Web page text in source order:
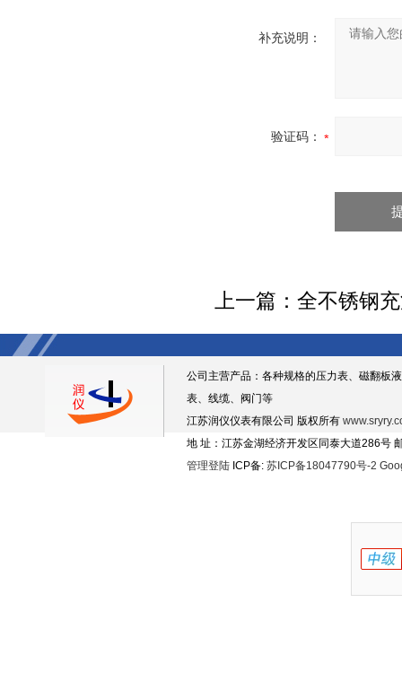
补充说明：
验证码：
上一篇： 全不锈钢
公司主营产品：各种规格的压力表、磁翻板
表、线缆、阀门等
江苏润仪仪表有限公司 版权所有
地 址：江苏金湖经济开发区同泰大道286号
管理登陆 ICP备: 苏ICP备18047790号-2